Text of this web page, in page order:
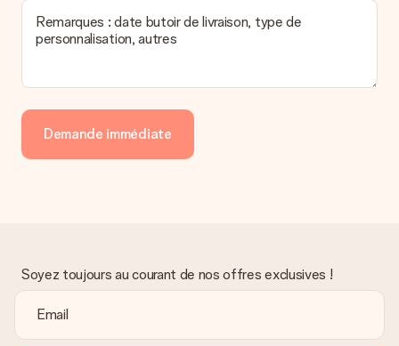
Remarques : date butoir de livraison, type de
personnalisation, autres
Demande immédiate
Soyez toujours au courant de nos offres exclusives !